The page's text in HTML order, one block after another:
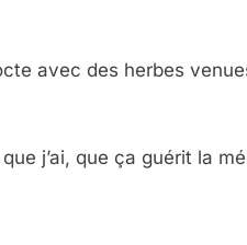
avec des herbes
j’ai, que ça guérit la